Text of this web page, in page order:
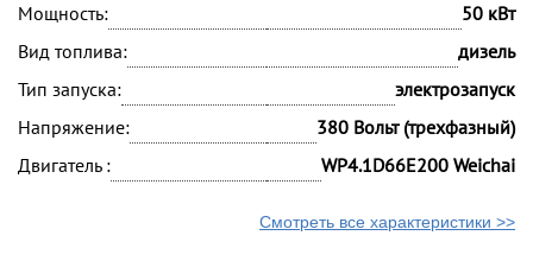
Мощность:
50 кВт
Вид топлива:
дизель
Тип запуска:
электрозапуск
Напряжение:
380 Вольт (трехфазный)
Двигатель :
WP4.1D66E200 Weichai
Смотреть все характеристики >>